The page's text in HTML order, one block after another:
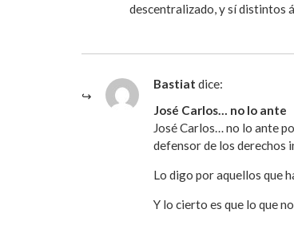
descentralizado, y sí distintos
Bastiat dice:
José Carlos… no lo ante
José Carlos… no lo ante
defensor de los derechos
Lo digo por aquellos que
Y lo cierto es que lo que